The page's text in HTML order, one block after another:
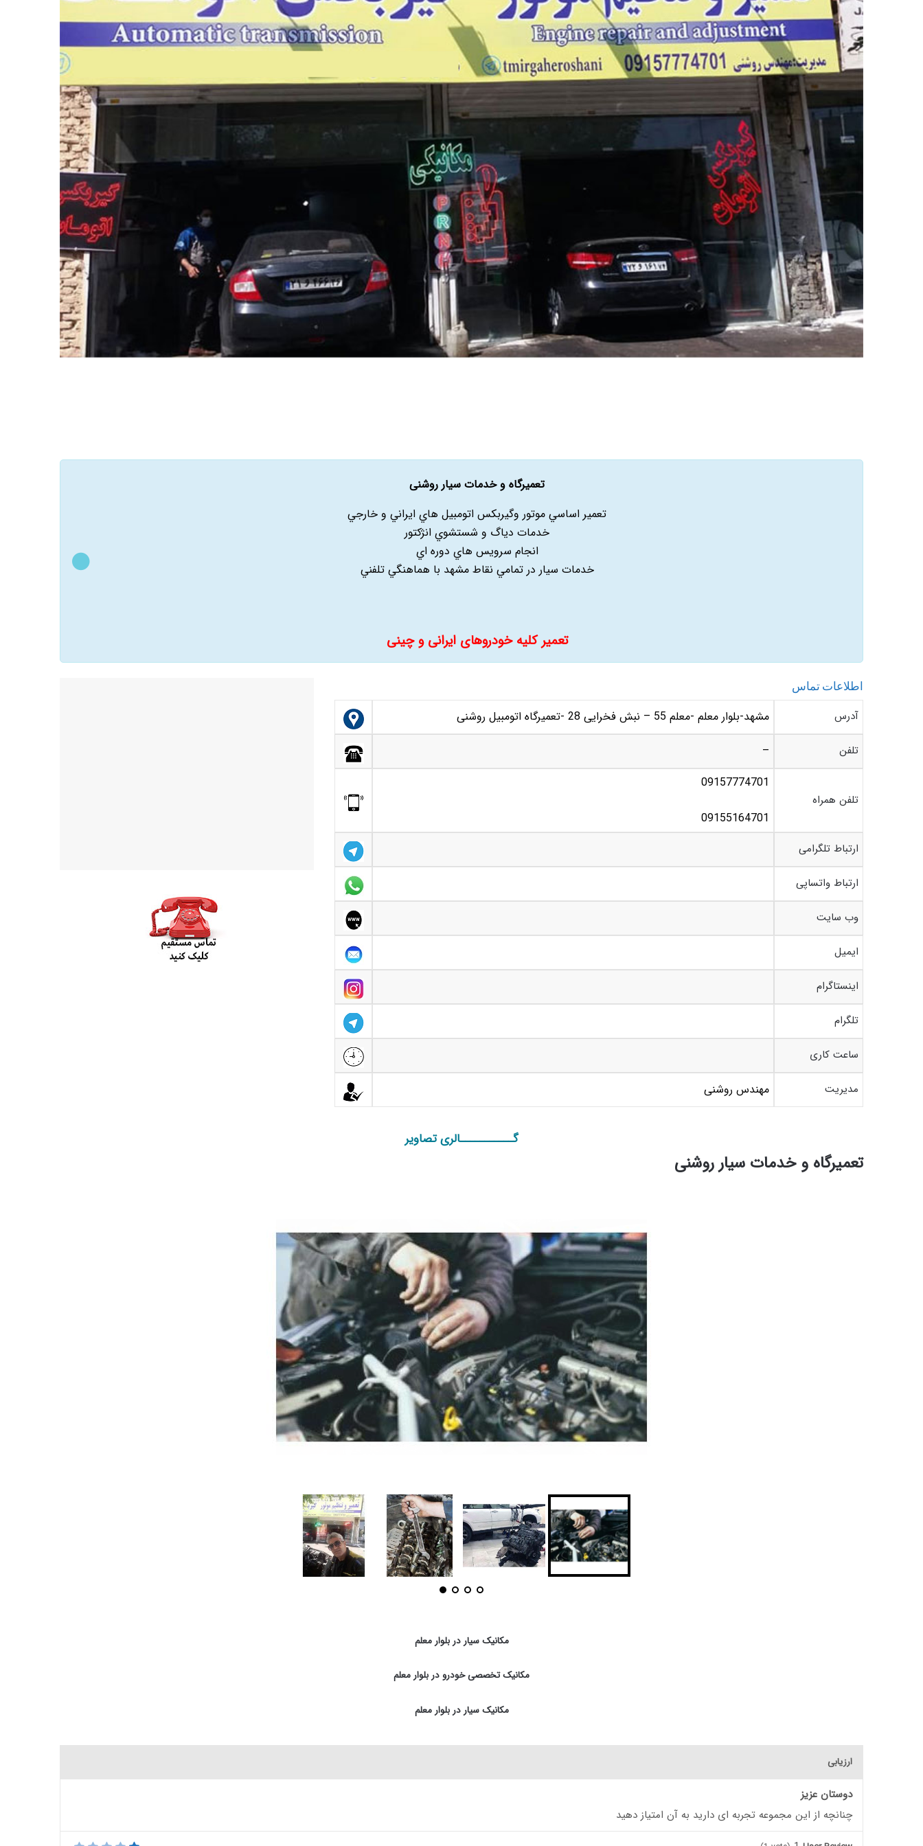
تعمیرگاه و خدمات سیار روشنی
تعمير اساسي موتور وگيربکس اتومبيل هاي ايراني و خارجي
خدمات دياگ و شستشوي انژکتور
انجام سرويس هاي دوره اي
خدمات سيار در تمامي نقاط مشهد با هماهنگي تلفني
تعمیر کلیه خودروهای ایرانی و چینی
اطلاعات تماس
آدرس مشهد-بلوار معلم -معلم 55 – نبش فخرایی 28 -تعمیرگاه اتومبیل روشنی
تلفن –
تلفن همراه
09157774701
09155164701
ارتباط تلگرامی
ارتباط واتساپی
وب سایت
ایمیل
اینستاگرام
تلگرام
ساعت کاری
مدیریت مهندس روشنی
گـــــــــــالری تصاویر
تعمیرگاه و خدمات سیار روشنی
مکانیک سیار در بلوار معلم
مکانیک تخصصی خودرو در بلوار معلم
مکانیک سیار در بلوار معلم
ارزیابی
دوستان عزیز
چنانچه از این مجموعه تجربه ای دارید به آن امتیاز دهید